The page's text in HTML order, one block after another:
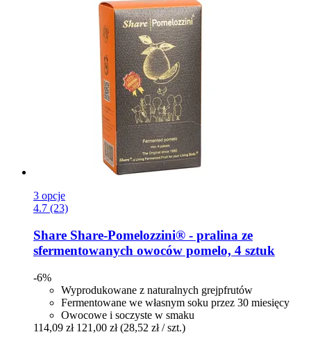
3 opcje
4.7 (23)
Share Share-​Pomelozzini® -​ pralina ze
sfermentowanych owoców pomelo, 4 sztuk
-6%
Wyprodukowane z naturalnych grejpfrutów
Fermentowane we własnym soku przez 30 miesięcy
Owocowe i soczyste w smaku
114,09 zł 121,00 zł (28,52 zł / szt.)